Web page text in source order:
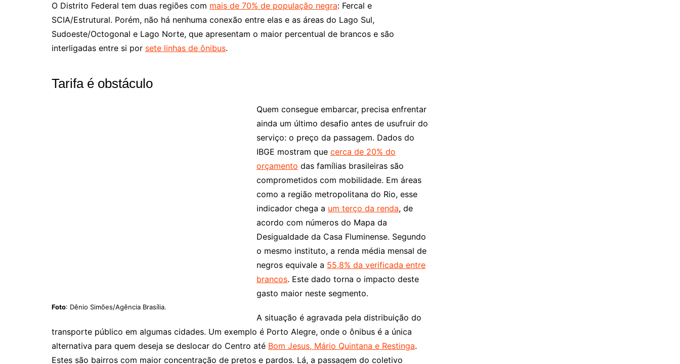
O Distrito Federal tem duas regiões com mais de 70% de população negra: Fercal e
SCIA/Estrutural. Porém, não há nenhuma conexão entre elas e as áreas do Lago Sul,
Sudoeste/Octogonal e Lago Norte, que apresentam o maior percentual de brancos e são
interligadas entre si por sete linhas de ônibus.
Tarifa é obstáculo
Foto: Dênio Simões/Agência Brasília.
Quem consegue embarcar, precisa enfrentar
ainda um último desafio antes de usufruir do
serviço: o preço da passagem. Dados do
IBGE mostram que cerca de 20% do
orçamento das famílias brasileiras são
comprometidos com mobilidade. Em áreas
como a região metropolitana do Rio, esse
indicador chega a um terço da renda, de
acordo com números do Mapa da
Desigualdade da Casa Fluminense. Segundo
o mesmo instituto, a renda média mensal de
negros equivale a 55,8% da verificada entre
brancos. Este dado torna o impacto deste
gasto maior neste segmento.
A situação é agravada pela distribuição do
transporte público em algumas cidades. Um exemplo é Porto Alegre, onde o ônibus é a única
alternativa para quem deseja se deslocar do Centro até Bom Jesus, Mário Quintana e Restinga.
Estes são bairros com maior concentração de pretos e pardos. Lá, a passagem do coletivo